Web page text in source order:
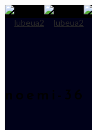
noemi-36